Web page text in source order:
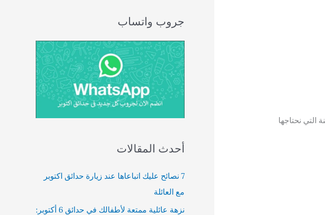
التي نحتاجها
جروب واتساب
أحدث المقالات
7 نصائح عليك اتباعاها عند زيارة حدائق اكتوبر
مع العائلة
نزهة عائلية ممتعة لأطفالك في حدائق 6 أكتوبر: